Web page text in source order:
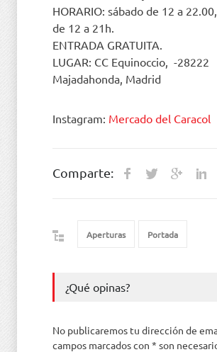
HORARIO: sábado de 12 a
de 12 a 21h.
ENTRADA GRATUITA.
LUGAR: CC Equinoccio, -28222
Majadahonda, Madrid
Instagram: Mercado del Caracol
Comparte:
Aperturas Portada
¿Qué opinas?
No publicaremos tu dirección de
campos marcados con * son